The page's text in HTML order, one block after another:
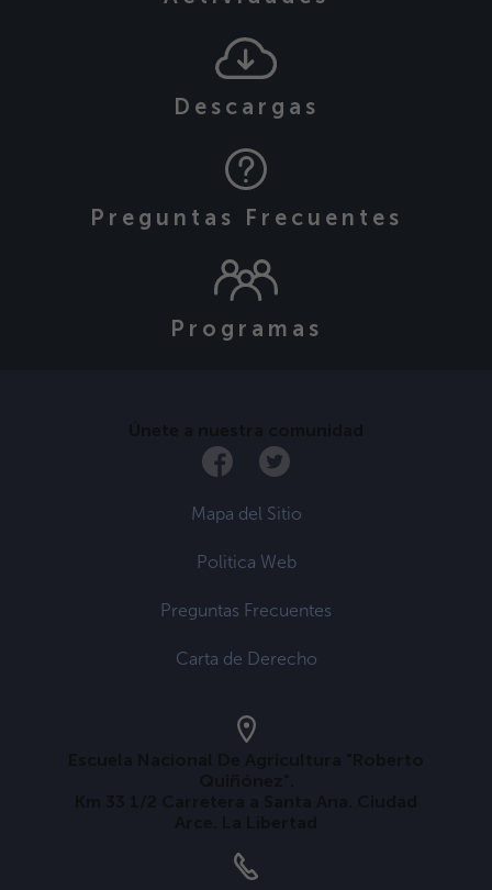
Descargas
Preguntas Frecuentes
Programas
Mapa del Sitio
Politica Web
Preguntas Frecuentes
Carta de Derecho